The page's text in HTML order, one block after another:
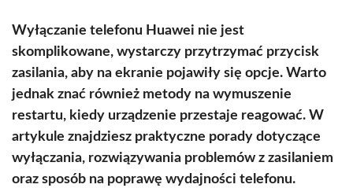
Wyłączanie telefonu Huawei nie jest
skomplikowane, wystarczy przytrzymać przycisk
zasilania, aby na ekranie pojawiły się opcje. Warto
jednak znać również metody na wymuszenie
restartu, kiedy urządzenie przestaje reagować. W
artykule znajdziesz praktyczne porady dotyczące
wyłączania, rozwiązywania problemów z zasilaniem
oraz sposób na poprawę wydajności telefonu.